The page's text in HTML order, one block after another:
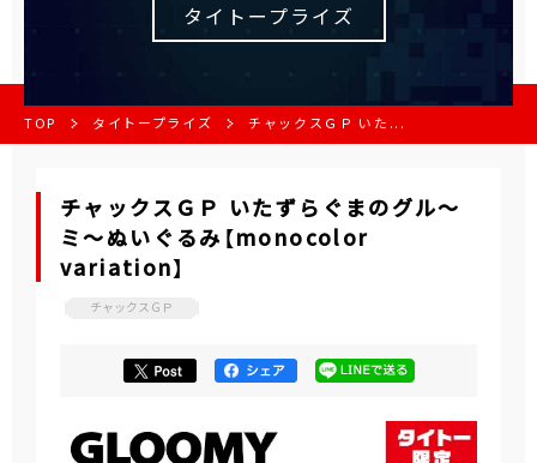
タイトープライズ
TOP タイトープライズ チャックスＧＰ いた...
チャックスＧＰ いたずらぐまのグル～
ミ～ぬいぐるみ【monocolor
variation】
チャックスＧＰ